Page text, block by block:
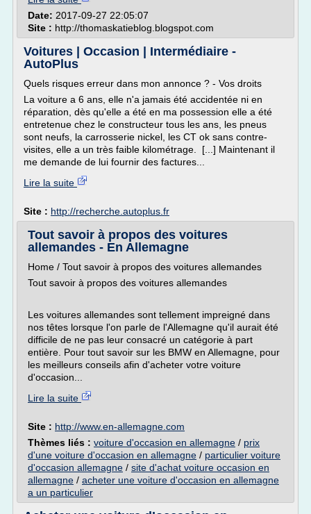
Date: 2017-09-27 22:05:07
Site : http://thomaskatieblog.blogspot.com
Voitures | Occasion | Intermédiaire -
AutoPlus
Quels risques erreur dans mon annonce ? - Vos droits
La voiture a 6 ans, elle n'a jamais été accidentée ni en
réparation, dès qu'elle a été en ma possession elle a été
entretenue chez le constructeur tous les ans, les pneus
sont neufs, la carrosserie nickel, les CT ok sans contre-
visites, elle a un très faible kilométrage. [...] Maintenant il
me demande de lui fournir des factures...
Lire la suite
Site : http://recherche.autoplus.fr
Tout savoir à propos des voitures
allemandes - En Allemagne
Home / Tout savoir à propos des voitures allemandes
Tout savoir à propos des voitures allemandes
Les voitures allemandes sont tellement impreigné dans
nos têtes lorsque l'on parle de l'Allemagne qu'il aurait été
difficile de ne pas leur consacré un catégorie à part
entière. Pour tout savoir sur les BMW en Allemagne, pour
les meilleurs conseils afin d'acheter votre voiture
d'occasion...
Lire la suite
Site : http://www.en-allemagne.com
Thèmes liés : voiture d'occasion en allemagne / prix
d'une voiture d'occasion en allemagne / particulier voiture
d'occasion allemagne / site d'achat voiture occasion en
allemagne / acheter une voiture d'occasion en allemagne
a un particulier